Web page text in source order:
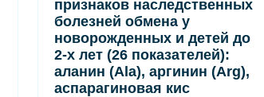
признаков наследственных
болезней обмена у
новорожденных и детей до
2-х лет (26 показателей):
аланин (Ala), аргинин (Arg),
аспарагиновая кис